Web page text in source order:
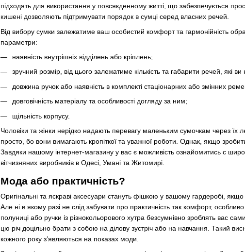
підходять для використання у повсякденному житті, що забезпечується
кишені дозволяють підтримувати порядок в сумці серед власних речей.
Від вибору сумки залежатиме ваш особистий комфорт та гармонійність
параметри:
наявність внутрішніх відділень або кріплень;
зручний розмір, від цього залежатиме кількість та габарити речей, які
довжина ручок або наявність в комплекті стаціонарних або змінних
довговічність матеріалу та особливості догляду за ним;
щільність корпусу.
Чоловіки та жінки нерідко надають перевагу маленьким сумочкам через їх
просто, бо вони вимагають кропіткої та уважної роботи. Однак, якщо
Завдяки нашому інтернет-магазину у вас є можливість ознайомитись с
вітчизняних виробників в Одесі, Умані та Житомирі.
Мода або практичність?
Оригінальні та яскраві аксесуари стануть фішкою у вашому гардеробі,
Але ні в якому разі не слід забувати про практичність так комфорт,
полуниці або ручки із різнокольорового хутра безсумнівно зроблять вас
цю річ доцільно брати з собою на ділову зустріч або на навчання. Такий
кожного року з’являються на показах моди.